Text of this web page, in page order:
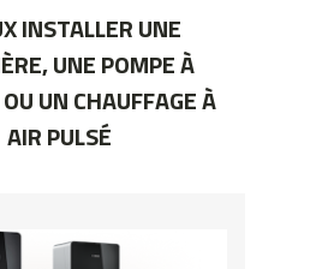
INSTALLER UNE
UNE POMPE À
UN CHAUFFAGE À
AIR PULSÉ